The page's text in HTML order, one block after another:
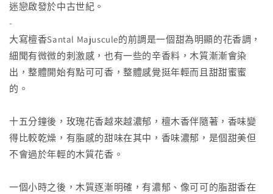
迷戀啟發於中古世紀。
-
大寫檀香Santal Majuscule的前調是一個甜為明顯的花香調，
細聞有微微的刺激感，也有一些的辛香料，木質漸漸會染
出，整體開始有點可可香，整體感覺挺年輕而且甜甜蜜蜜
的。
十五分鐘後，玫瑰花香越來越濃郁，檀木香伴隨著，香味變
得比較乾燥，有脂感的甜味在其中，香味濃郁，是個甜美但
不會過於年輕的木質花香。
一個小時之後，木質逐漸明確，有濃郁、像可可的脂甜香在